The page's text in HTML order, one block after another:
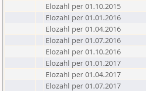
Elozahl per 01.10.2015
Elozahl per 01.01.2016
Elozahl per 01.04.2016
Elozahl per 01.07.2016
Elozahl per 01.10.2016
Elozahl per 01.01.2017
Elozahl per 01.04.2017
Elozahl per 01.07.2017